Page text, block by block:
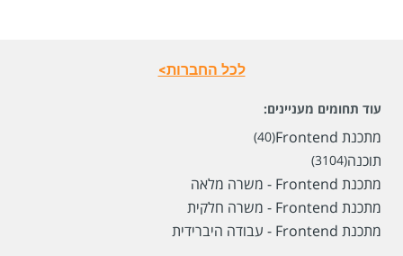
לכל החברות>
עוד תחומים מעניינים:
מתכנת Frontend (40)
תוכנה(3104)
מתכנת Frontend - משרה מלאה
מתכנת Frontend - משרה חלקית
מתכנת Frontend - עבודה היברידית